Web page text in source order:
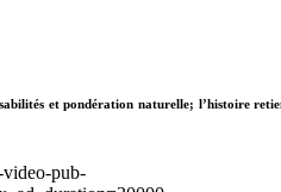
et pondération naturelle; l’histoire
video-pub-